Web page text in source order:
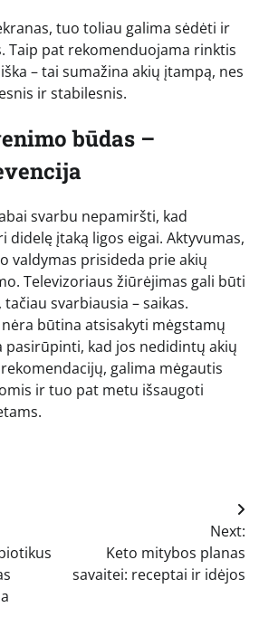
tuo toliau galima sėdėti ir
Taip pat rekomenduojama rinktis
– tai sumažina akių įtampą, nes
ir stabilesnis.
būdas –
svarbu nepamiršti, kad
didelę įtaką ligos eigai. Aktyvumas,
valdymas prisideda prie akių
Televizoriaus žiūrėjimas gali būti
svarbiausia – saikas.
būtina atsisakyti mėgstamų
pasirūpinti, kad jos nedidintų akių
galima mėgautis
ir tuo pat metu išsaugoti
Next:
Keto mitybos planas
savaitei: receptai ir idėjos